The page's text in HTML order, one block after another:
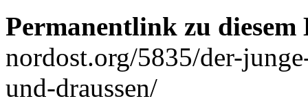
Permanentlink zu
nordost.org/5835/der-
und-draussen/